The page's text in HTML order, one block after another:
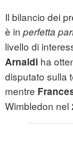
Il bilancio dei
è in perfetta
livello di
Arnaldi ha
disputato sulla
mentre
Wimbledon nel